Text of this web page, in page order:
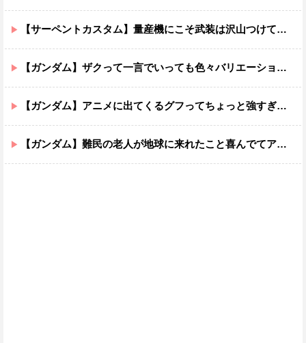
【サーペントカスタム】量産機にこそ武装は沢山つけてほしいよね
【ガンダム】ザクって一言でいっても色々バリエーションがあるよね
【ガンダム】アニメに出てくるグフってちょっと強すぎじゃない？
【ガンダム】難民の老人が地球に来れたこと喜んでてアレ？連邦もやってることヤバくない？ってなる